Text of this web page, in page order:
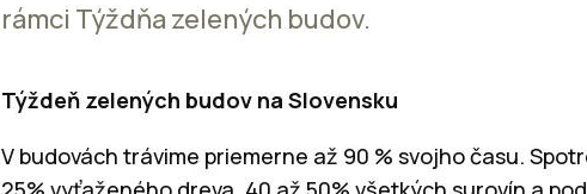
rámci Týždňa zelených budov.
Týždeň zelených budov na Slovensku
V budovách trávime priemerne až 90 % svojho času.